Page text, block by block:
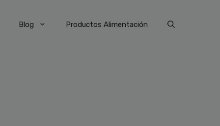
Blog Productos Alimentación